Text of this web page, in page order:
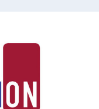
Minister Limbach
Justiz